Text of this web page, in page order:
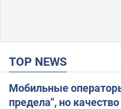
TOP NEWS
Мобильные
предела", но